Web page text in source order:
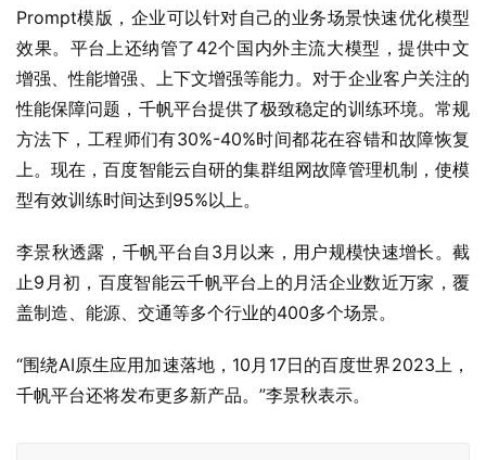
Prompt模版，企业可以针对自己的业务场景快速优化模型
效果。平台上还纳管了42个国内外主流大模型，提供中文
增强、性能增强、上下文增强等能力。对于企业客户关注的
性能保障问题，千帆平台提供了极致稳定的训练环境。常规
方法下，工程师们有30%-40%时间都花在容错和故障恢复
上。现在，百度智能云自研的集群组网故障管理机制，使模
型有效训练时间达到95%以上。
李景秋透露，千帆平台自3月以来，用户规模快速增长。截
止9月初，百度智能云千帆平台上的月活企业数近万家，覆
盖制造、能源、交通等多个行业的400多个场景。
“围绕AI原生应用加速落地，10月17日的百度世界2023上，
千帆平台还将发布更多新产品。”李景秋表示。